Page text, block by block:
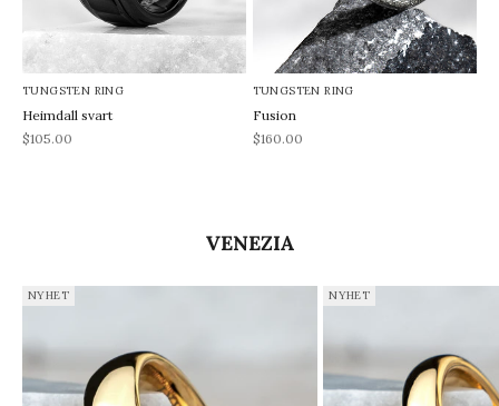
TUNGSTEN RING
Heimdall svart
REA-pris
$105.00
TUNGSTEN RING
Fusion
REA-pris
$160.00
VENEZIA
NYHET NYHET